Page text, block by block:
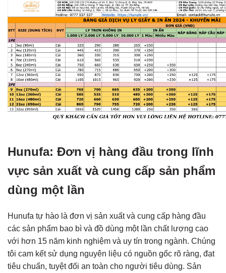
Hunufa: Đơn vị hàng đầu trong lĩnh
vực sản xuất và cung cấp sản phẩm
dùng một lần
Hunufa tự hào là đơn vị sản xuất và cung cấp hàng đầu
các sản phẩm bao bì và đồ dùng một lần chất lượng cao
với hơn 15 năm kinh nghiệm và uy tín trong ngành. Chúng
tôi cam kết sử dụng nguyên liệu có nguồn gốc rõ ràng, đạt
tiêu chuẩn, tuyệt đối an toàn cho người tiêu dùng. Sản